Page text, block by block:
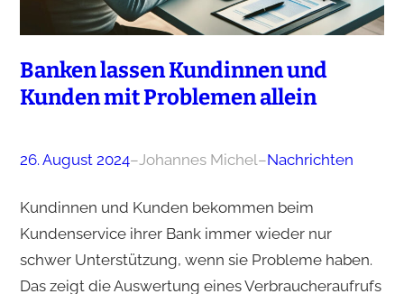
Banken lassen Kundinnen und
Kunden mit Problemen allein
26. August 2024–Johannes Michel–Nachrichten
Kundinnen und Kunden bekommen beim
Kundenservice ihrer Bank immer wieder nur
schwer Unterstützung, wenn sie Probleme haben.
Das zeigt die Auswertung eines Verbraucheraufrufs